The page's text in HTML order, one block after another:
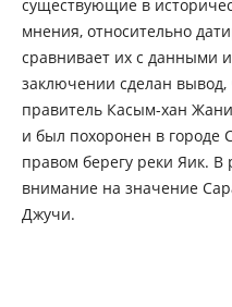
существующие в
мнения, относительно
сравнивает их с данными
заключении сделан вывод,
правитель Касым-хан
и был похоронен в городе
правом берегу реки Яик. В
внимание на значение
Джучи.